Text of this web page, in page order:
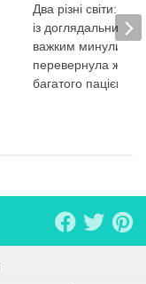
Два різні світи: як
із доглядальницею
важким минулим
перевернула життя
багатого пацієнта